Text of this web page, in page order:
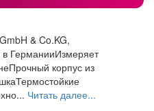
& Co.KG,
ГерманииИзмеряет
корпус из
Читать далее...